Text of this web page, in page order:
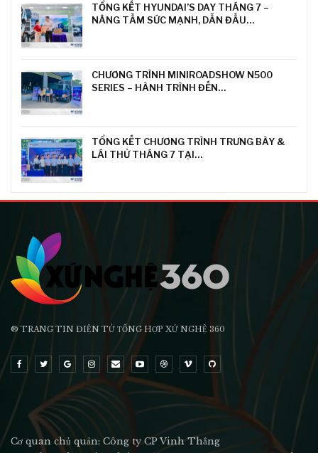
TỔNG KẾT HYUNDAI’S DAY THÁNG 7 –
NÂNG TẦM SỨC MẠNH, DẪN ĐẦU…
CHƯƠNG TRÌNH MINIROADSHOW N500
SERIES – HÀNH TRÌNH ĐẾN…
TỔNG KẾT CHƯƠNG TRÌNH TRƯNG BÀY &
LÁI THỬ THÁNG 7 TẠI…
® TRANG TIN ĐIỆN TỬ ТỔNG HỢP XỨ NGHỆ 360
Cơ quan chủ quản: Công ty CP Vinh Thắng